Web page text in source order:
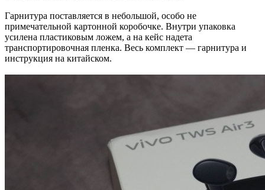
Гарнитура поставляется в небольшой, особо не
примечательной картонной коробочке. Внутри упаковка
усилена пластиковым ложем, а на кейс надета
транспортировочная пленка. Весь комплект — гарнитура и
инструкция на китайском.